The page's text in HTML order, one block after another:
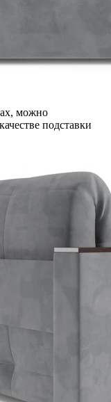
можно
подставки